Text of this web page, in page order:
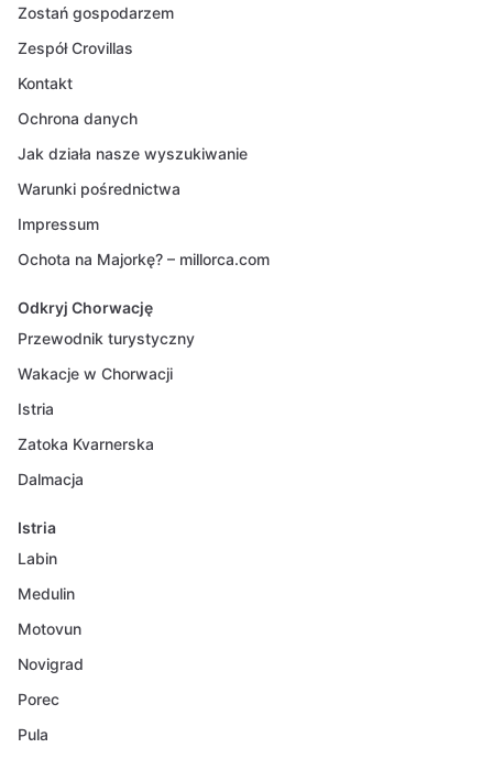
Zostań gospodarzem
Zespół Crovillas
Kontakt
Ochrona danych
Jak działa nasze wyszukiwanie
Warunki pośrednictwa
Impressum
Ochota na Majorkę? – millorca.com
Odkryj Chorwację
Przewodnik turystyczny
Wakacje w Chorwacji
Istria
Zatoka Kvarnerska
Dalmacja
Istria
Labin
Medulin
Motovun
Novigrad
Porec
Pula